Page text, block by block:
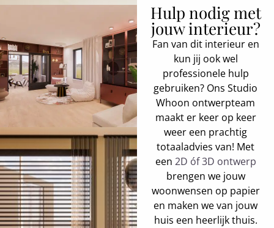
Hulp nodig met
jouw interieur?
Fan van dit interieur en
kun jij ook wel
professionele hulp
gebruiken? Ons Studio
Whoon ontwerpteam
maakt er keer op keer
weer een prachtig
totaaladvies van! Met
een 2D óf 3D ontwerp
brengen we jouw
woonwensen op papier
en maken we van jouw
huis een heerlijk thuis.